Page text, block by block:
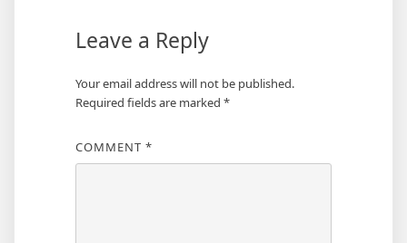
Leave a Reply
Your email address will not be published.
Required fields are marked *
COMMENT *